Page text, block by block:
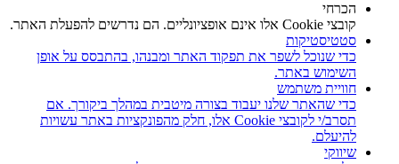
הכרחי
קובצי Cookie אלו אינם אופציונליים. הם נדרשים להפעלת האתר.
סטטיסטיקות
כדי שנוכל לשפר את תפקוד האתר ומבנהו, בהתבסס על אופן
השימוש באתר.
חוויית משתמש
כדי שהאתר שלנו יעבוד בצורה מיטבית במהלך ביקורך. אם
תסרב/י לקובצי Cookie אלו, חלק מהפונקציות באתר עשויות
להיעלם.
שיווקי